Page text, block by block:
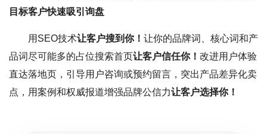
目标客户快速吸引询盘
用SEO技术让客户搜到你！ 让你的品牌词、核心词和产
品词尽可能多的占位搜索首页让客户信任你！ 改进用户体验
直达落地页，引导用户咨询或预约留言，突出产品差异化卖
点，用案例和权威报道增强品牌公信力让客户选择你！